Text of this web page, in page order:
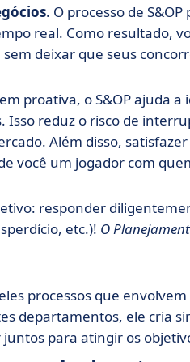
. O processo de
real. Como resultado,
deixar que seus
proativa, o S&OP ajuda
reduz o risco de
Além disso,
você um jogador com
responder
etc.)! O
processos que
departamentos, ele cria
para atingir os